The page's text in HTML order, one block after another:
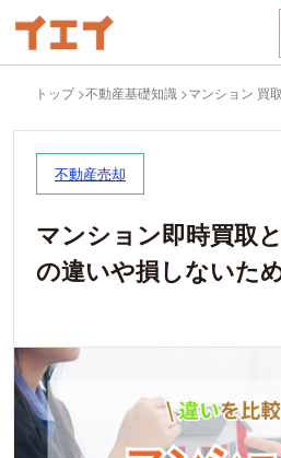
トップ 不動産基礎知識 マンション 買取
不動産売却
マンション即時買取
の違いや損しないた